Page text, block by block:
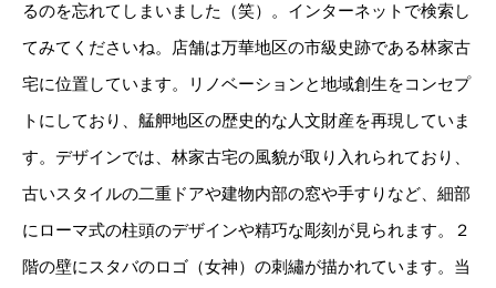
るのを忘れてしまいました（笑）。インターネットで検索し
てみてくださいね。店舗は万華地区の市級史跡である林家古
宅に位置しています。リノベーションと地域創生をコンセプ
トにしており、艋舺地区の歴史的な人文財産を再現していま
す。デザインでは、林家古宅の風貌が取り入れられており、
古いスタイルの二重ドアや建物内部の窓や手すりなど、細部
にローマ式の柱頭のデザインや精巧な彫刻が見られます。２
階の壁にスタバのロゴ（女神）の刺繡が描かれています。当